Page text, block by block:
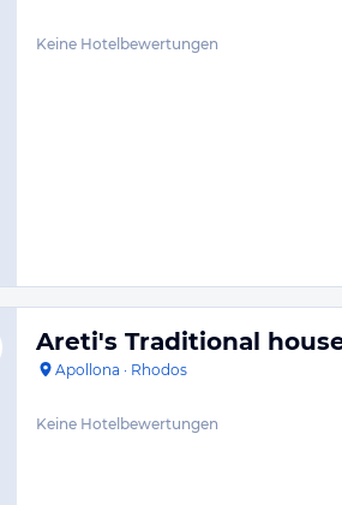
Keine Hotelbewertungen
Areti's Traditional
Apollona · Rhodos
Keine Hotelbewertungen